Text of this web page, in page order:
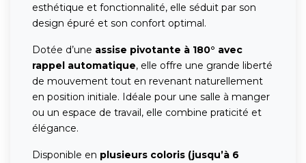
esthétique et fonctionnalité, elle séduit par son
design épuré et son confort optimal.
Dotée d’une assise pivotante à 180° avec
rappel automatique, elle offre une grande liberté
de mouvement tout en revenant naturellement
en position initiale. Idéale pour une salle à manger
ou un espace de travail, elle combine praticité et
élégance.
Disponible en plusieurs coloris (jusqu’à 6